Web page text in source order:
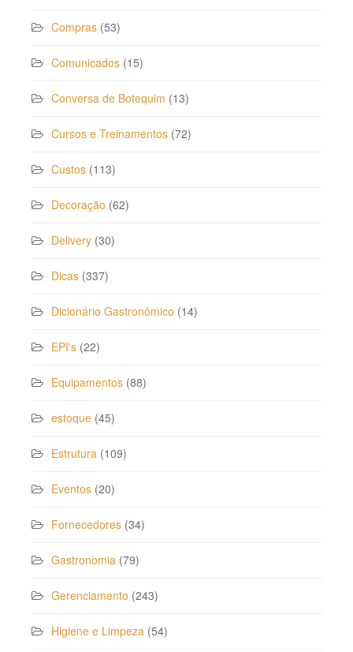
Compras (53)
Comunicados (15)
Conversa de Botequim (13)
Cursos e Treinamentos (72)
Custos (113)
Decoração (62)
Delivery (30)
Dicas (337)
Dicionário Gastronômico (14)
EPI's (22)
Equipamentos (88)
estoque (45)
Estrutura (109)
Eventos (20)
Fornecedores (34)
Gastronomia (79)
Gerenciamento (243)
Higiene e Limpeza (54)